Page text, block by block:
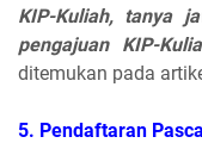
KIP-Kuliah, tanya
pengajuan KIP-
ditemukan pada
5. Pendaftaran